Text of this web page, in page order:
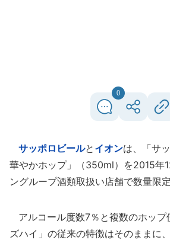
0
サッポロビールと イオンは、「サ
華やかホップ」（350ml）を2015年
ングループ酒類取扱い店舗で数量限
アルコール度数7％と複数のホップ
ズハイ」の従来の特徴はそのままに